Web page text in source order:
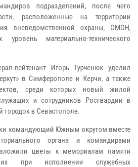
подразделений, после чего
расположенные на территории
вневедомственной охраны, ОМОН,
материально-технического
лейтенант Игорь Турченюк уделил
в Симферополе и Керчи, а также
среди которых новый жилой
и сотрудников Росгвардии в
в Севастополе.
командующий Южным округом вместе
органа и командирами
цветы к мемориалам памяти
при исполнении служебных